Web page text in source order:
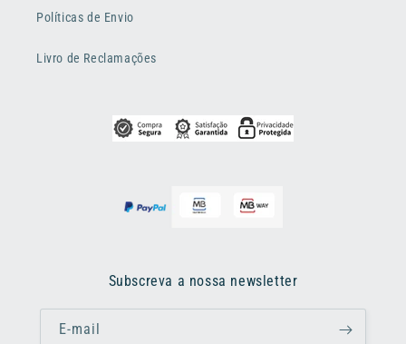
Políticas de Envio
Livro de Reclamações
Subscreva a nossa newsletter
E-mail